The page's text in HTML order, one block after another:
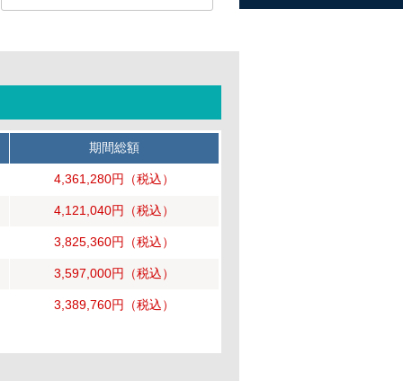
期間総額
4,361,280円 （税込）
4,121,040円 （税込）
3,825,360円 （税込）
3,597,000円 （税込）
3,389,760円 （税込）